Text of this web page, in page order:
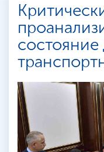
состояние